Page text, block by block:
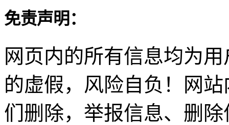
免责声明：
网页内的所有信息均为
的虚假，风险自负！网
们删除，举报信息、删